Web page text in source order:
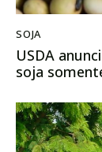
SOJA
USDA
soja